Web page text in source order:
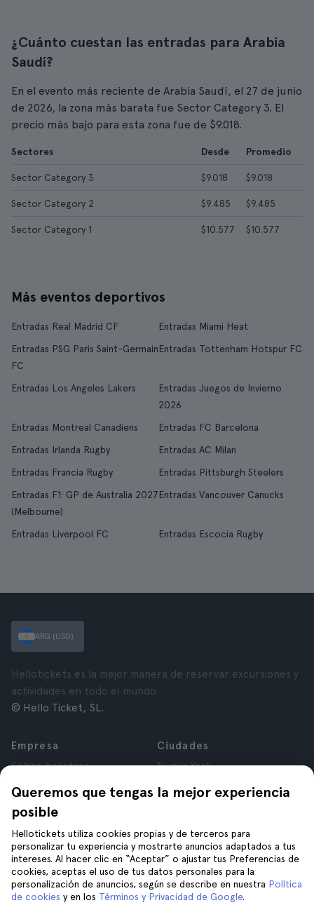
¿Cuánto cuestan las entradas para Arabia
Saudí?
En el evento más reciente de Arabia Saudí, el 27 de junio
de 2026, la zona más barata fue Sector Category 3. El
precio más bajo para esta zona fue de $9.018.
Sectores Desde Promedio
Sector Category 3 $9.018 $9.018
Sector Category 2 $9.485 $9.485
Sector Category 1 $10.577 $10.577
Más eventos deportivos
Entradas Real Madrid CF
Entradas Miami Heat
Entradas PSG Paris Saint-Germain
FC
Entradas Tottenham Hotspur FC
Entradas Los Angeles Lakers
Entradas Juegos de Invierno
2026
Entradas Montreal Canadiens
Entradas FC Barcelona
Entradas Irlanda Rugby
Entradas AC Milan
Entradas Francia Rugby
Entradas Pittsburgh Steelers
Entradas F1: GP de Australia 2027
(Melbourne)
Entradas Vancouver Canucks
Entradas Liverpool FC Entradas Escocia Rugby
Queremos que tengas la mejor experiencia
posible
Hellotickets utiliza cookies propias y de terceros para
personalizar tu experiencia y mostrarte anuncios adaptados a tus
intereses. Al hacer clic en “Aceptar” o ajustar tus Preferencias de
cookies, aceptas el uso de tus datos personales para la
personalización de anuncios, según se describe en nuestra Política
de cookies y en los Términos y Privacidad de Google.
ARG (USD)
Hellotickets es la mejor manera de reservar excursiones y
actividades en todo el mundo.
© Hello Ticket, SL.
Empresa
Sobre nosotros
Afiliados
Opiniones
Privacidad
Términos y Condiciones
Aviso Legal
Cookies
Ciudades
Nueva York
París
Granada
Cracovia
Tenerife